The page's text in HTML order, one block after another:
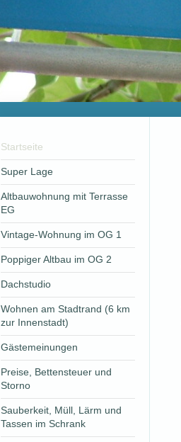
Startseite
Super Lage
Altbauwohnung mit Terrasse
EG
Vintage-Wohnung im OG 1
Poppiger Altbau im OG 2
Dachstudio
Wohnen am Stadtrand (6 km
zur Innenstadt)
Gästemeinungen
Preise, Bettensteuer und
Storno
Sauberkeit, Müll, Lärm und
Tassen im Schrank